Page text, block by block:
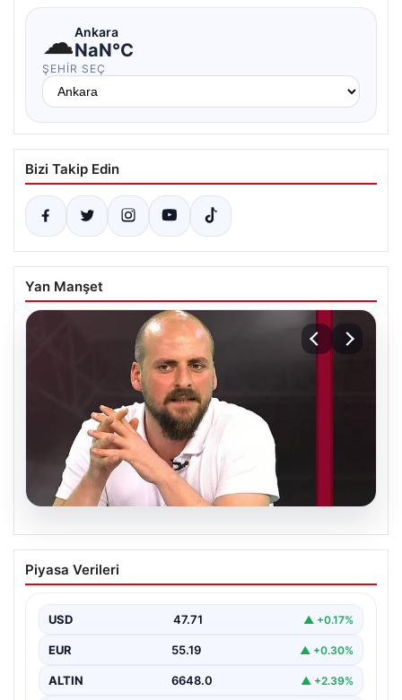
☁Ankara
NaN°C
ŞEHIR SEÇ
Bizi Takip Edin
Yan Manşet
06.08.2026
Transfer krizi soruşturmaya dönüştü!
Burhan Can Terzi için harekete geçildi
Piyasa Verileri
USD 47.71 ▲ +0.17%
EUR 55.19 ▲ +0.30%
ALTIN 6648.0 ▲ +2.39%